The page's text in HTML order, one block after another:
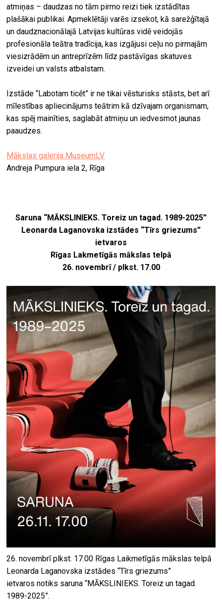
atmiņas – daudzas no tām pirmo reizi tiek izstādītas
plašākai publikai. Apmeklētāji varēs izsekot, kā sarežģītajā
un daudznacionālajā Latvijas kultūras vidē veidojās
profesionāla teātra tradīcija, kas izgājusi ceļu no pirmajām
viesizrādēm un antreprīzēm līdz pastāvīgas skatuves
izveidei un valsts atbalstam.
Izstāde “Labotam ticēt” ir ne tikai vēsturisks stāsts, bet arī
mīlestības apliecinājums teātrim kā dzīvajam organismam,
kas spēj mainīties, saglabāt atmiņu un iedvesmot jaunas
paaudzes.
Mākslas galerija MuseumLV
Andreja Pumpura iela 2, Rīga
Saruna “MĀKSLINIEKS. Toreiz un tagad. 1989-2025”
Leonarda Laganovska izstādes “Tīrs griezums”
ietvaros
Rīgas Lakmetīgās mākslas telpā
26. novembrī / plkst. 17.00
26. novembrī plkst. 17.00 Rīgas Laikmetīgās mākslas telpā
Leonarda Laganovska izstādes “Tīrs griezums”
ietvaros notiks saruna “MĀKSLINIEKS. Toreiz un tagad.
1989-2025”.